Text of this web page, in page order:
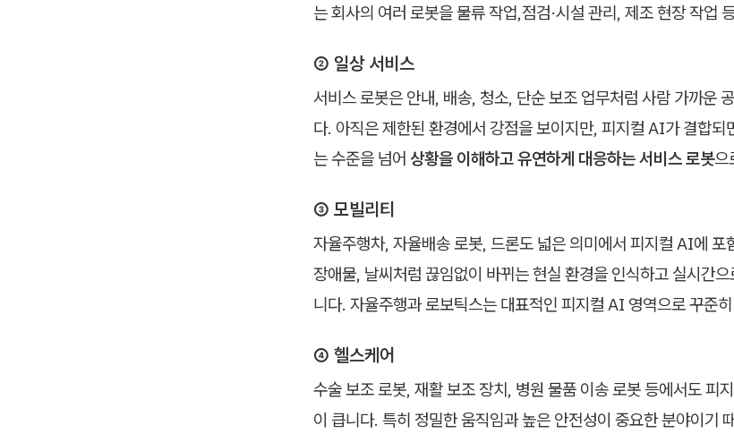
는 회사의 여러 로봇을 물류 작업,점검·시설 관리, 제조 현장 작업
② 일상 서비스
서비스 로봇은 안내, 배송, 청소, 단순 보조 업무처럼 사람 가까운
다. 아직은 제한된 환경에서 강점을 보이지만, 피지컬 AI가 결합되
는 수준을 넘어 상황을 이해하고 유연하게 대응하는 서비스 로봇으
③ 모빌리티
자율주행차, 자율배송 로봇, 드론도 넓은 의미에서 피지컬 AI에 포
장애물, 날씨처럼 끊임없이 바뀌는 현실 환경을 인식하고 실시간
니다. 자율주행과 로보틱스는 대표적인 피지컬 AI 영역으로 꾸준
④ 헬스케어
수술 보조 로봇, 재활 보조 장치, 병원 물품 이송 로봇 등에서도 피
이 큽니다. 특히 정밀한 움직임과 높은 안전성이 중요한 분야이기